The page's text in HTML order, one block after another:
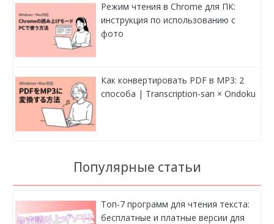
Режим чтения в Chrome для ПК:
инструкция по использованию с
фото
Как конвертировать PDF в MP3: 2
способа | Transcription-san × Ondoku
Популярные статьи
Топ-7 программ для чтения текста:
бесплатные и платные версии для